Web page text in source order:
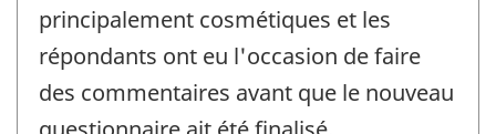
principalement cosmétiques et les
répondants ont eu l'occasion de faire
des commentaires avant que le nouveau